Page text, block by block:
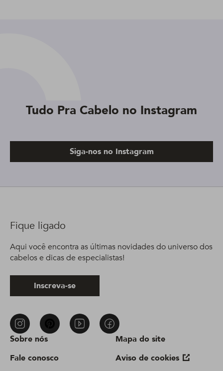
Tudo Pra Cabelo no Instagram
Siga-nos no Instagram
Sobre nós
Fale conosco
Mapa do site
Aviso de cookies
Fique ligado
Aqui você encontra as últimas novidades do universo dos
cabelos e dicas de especialistas!
Inscreva-se